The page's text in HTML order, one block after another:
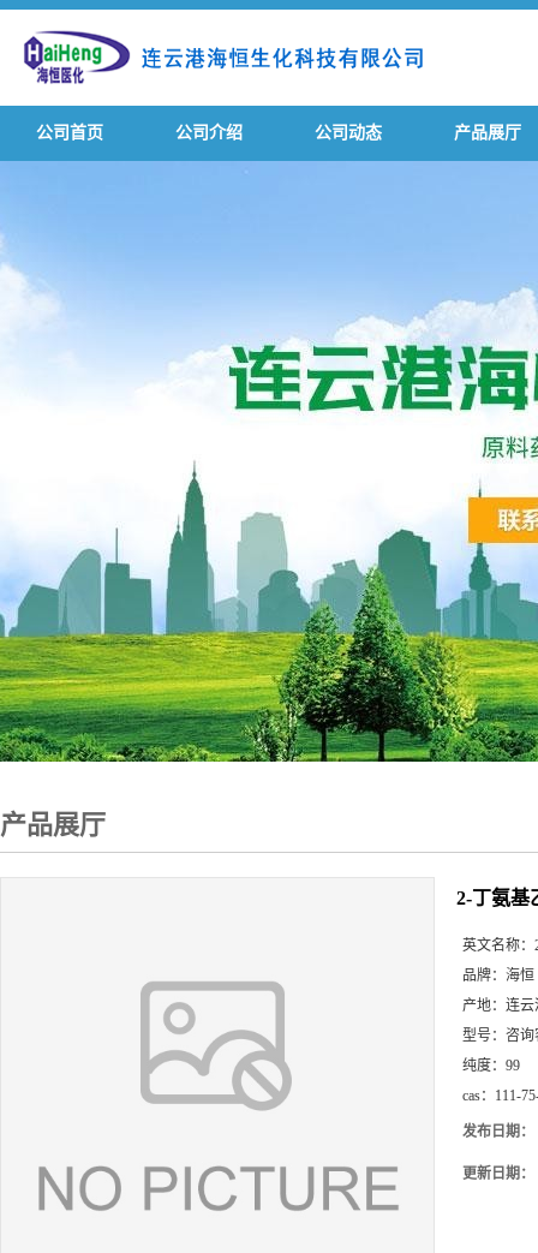
公司首页 公司介绍 公司动态 产品展厅
产品展厅
2-丁氨基
英文名称：
品牌： 海恒
产地： 连云
型号： 咨询
纯度： 99
cas： 111-
发布日期：
更新日期：